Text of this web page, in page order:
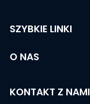
SZYBKIE LINKI
O NAS
KONTAKT Z NAMI